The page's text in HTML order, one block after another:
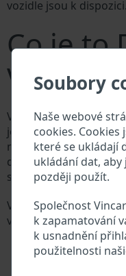
Soubory
Naše webové
cookies. Cookies
které se ukládají
ukládání dat,
později použít.
Společnost
k zapamatování
k usnadnění
použitelnosti
vozidle jsou k dispozici.
Co je to
VIN?
Výrobce vozů
jedinečné
number (VIN). VIN se
délce 17 znaků, do
specifikaci vozidla.
Všechny databáze v
vyhledávají
Databáze
Databáze